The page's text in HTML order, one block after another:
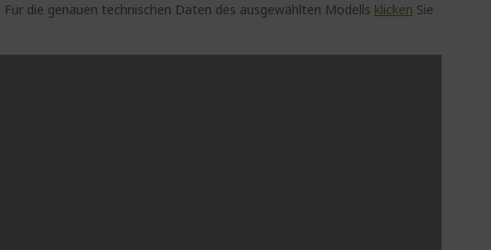
die genauen technischen Daten des ausgewählten Modells klicken Sie